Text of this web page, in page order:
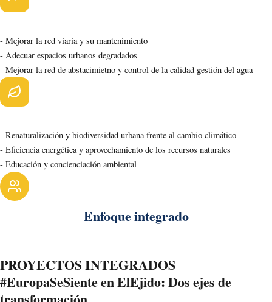
- Mejorar la red viaria y su mantenimiento
- Adecuar espacios urbanos degradados
- Mejorar la red de abstacimietno y control de la calidad gestión del agua
- Renaturalización y biodiversidad urbana frente al cambio climático
- Eficiencia energética y aprovechamiento de los recursos naturales
- Educación y concienciación ambiental
Enfoque integrado
PROYECTOS INTEGRADOS
#EuropaSeSiente en ElEjido: Dos ejes de